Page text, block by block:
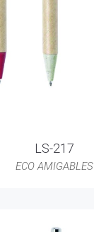
LS-217
ECO AMIGABLES